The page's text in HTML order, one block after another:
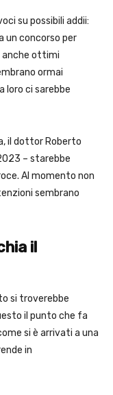
su possibili addii:
un concorso per
anche ottimi
ormai
loro ci sarebbe
il dottor Roberto
– starebbe
Al momento non
sembrano
il
si troverebbe
il punto che fa
si è arrivati a una
in